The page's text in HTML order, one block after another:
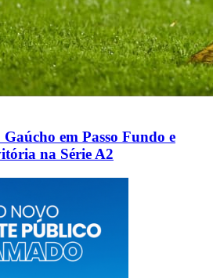
Gaúcho em Passo Fundo e
na Série A2